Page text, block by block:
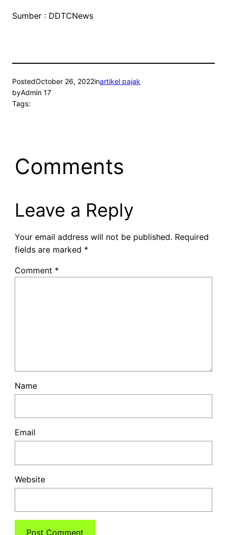
Sumber : DDTCNews
PostedOctober 26, 2022inartikel pajak
byAdmin 17
Tags:
Comments
Leave a Reply
Your email address will not be published. Required
fields are marked *
Comment *
Name
Email
Website